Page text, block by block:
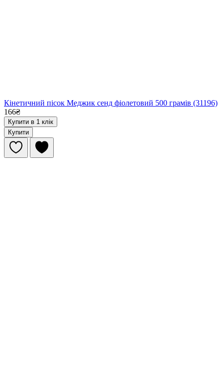
Кінетичний пісок Меджик сенд фіолетовий 500 грамів (31196)
166₴
Купити в 1 клік
Купити